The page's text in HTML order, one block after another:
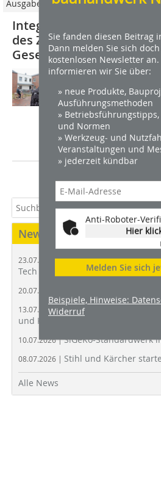
Sie fanden diesen Beitrag
Dann melden Sie sich
kostenlosen Newsletter an.
informieren wir Sie über:
» neue Produkte,
Ausführungsmethoden
» Betriebsführungstipps,
und Normen
» Werkzeug- und
Veranstaltungen und
» jederzeit kündbar
Anti-Roboter-
Hier
Melden Sie sich
Beispiele, Hinweise:
Widerruf
Ausgabe 05/2016
Integration der
des Zusammenhalts in
Gesellschaft
in Venedig eröffnet
miteinander zu
Blick scheint. Denn
News
23.07.2026 |Bundesbauministerin
Tech in Construction 2026 in Berlin
20.07.2026 | Asbest ist
13.07.2026 |
und Künstlicher Intelligenz
10.07.2026 |SiGeKo-Standardwerk
08.07.2026 | Stihl und Kärcher
Alle News